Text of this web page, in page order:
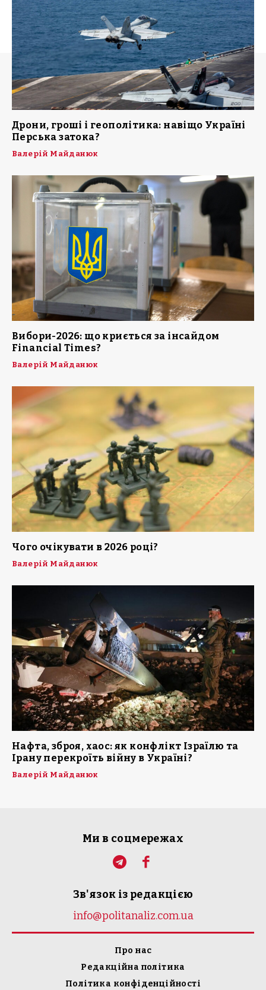
Дрони, гроші і геополітика: навіщо Україні
Перська затока?
Валерій Майданюк
Вибори-2026: що криється за інсайдом
Financial Times?
Валерій Майданюк
Чого очікувати в 2026 році?
Валерій Майданюк
Нафта, зброя, хаос: як конфлікт Ізраїлю та
Ірану перекроїть війну в Україні?
Валерій Майданюк
Ми в соцмережах
Зв'язок із редакцією
info@politanaliz.com.ua
Про нас
Редакційна політика
Політика конфіденційності